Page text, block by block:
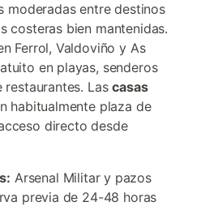
moderadas entre destinos
costeras bien mantenidas.
Ferrol, Valdoviño y As
en playas, senderos
restaurantes. Lascasas
habitualmente plaza de
directo desde
Arsenal Militar y pazos
previa de 24-48 horas